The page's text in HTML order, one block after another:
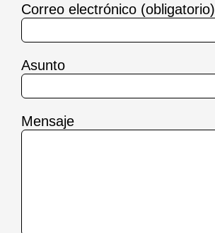
Correo electrónico (obligatorio)
Asunto
Mensaje